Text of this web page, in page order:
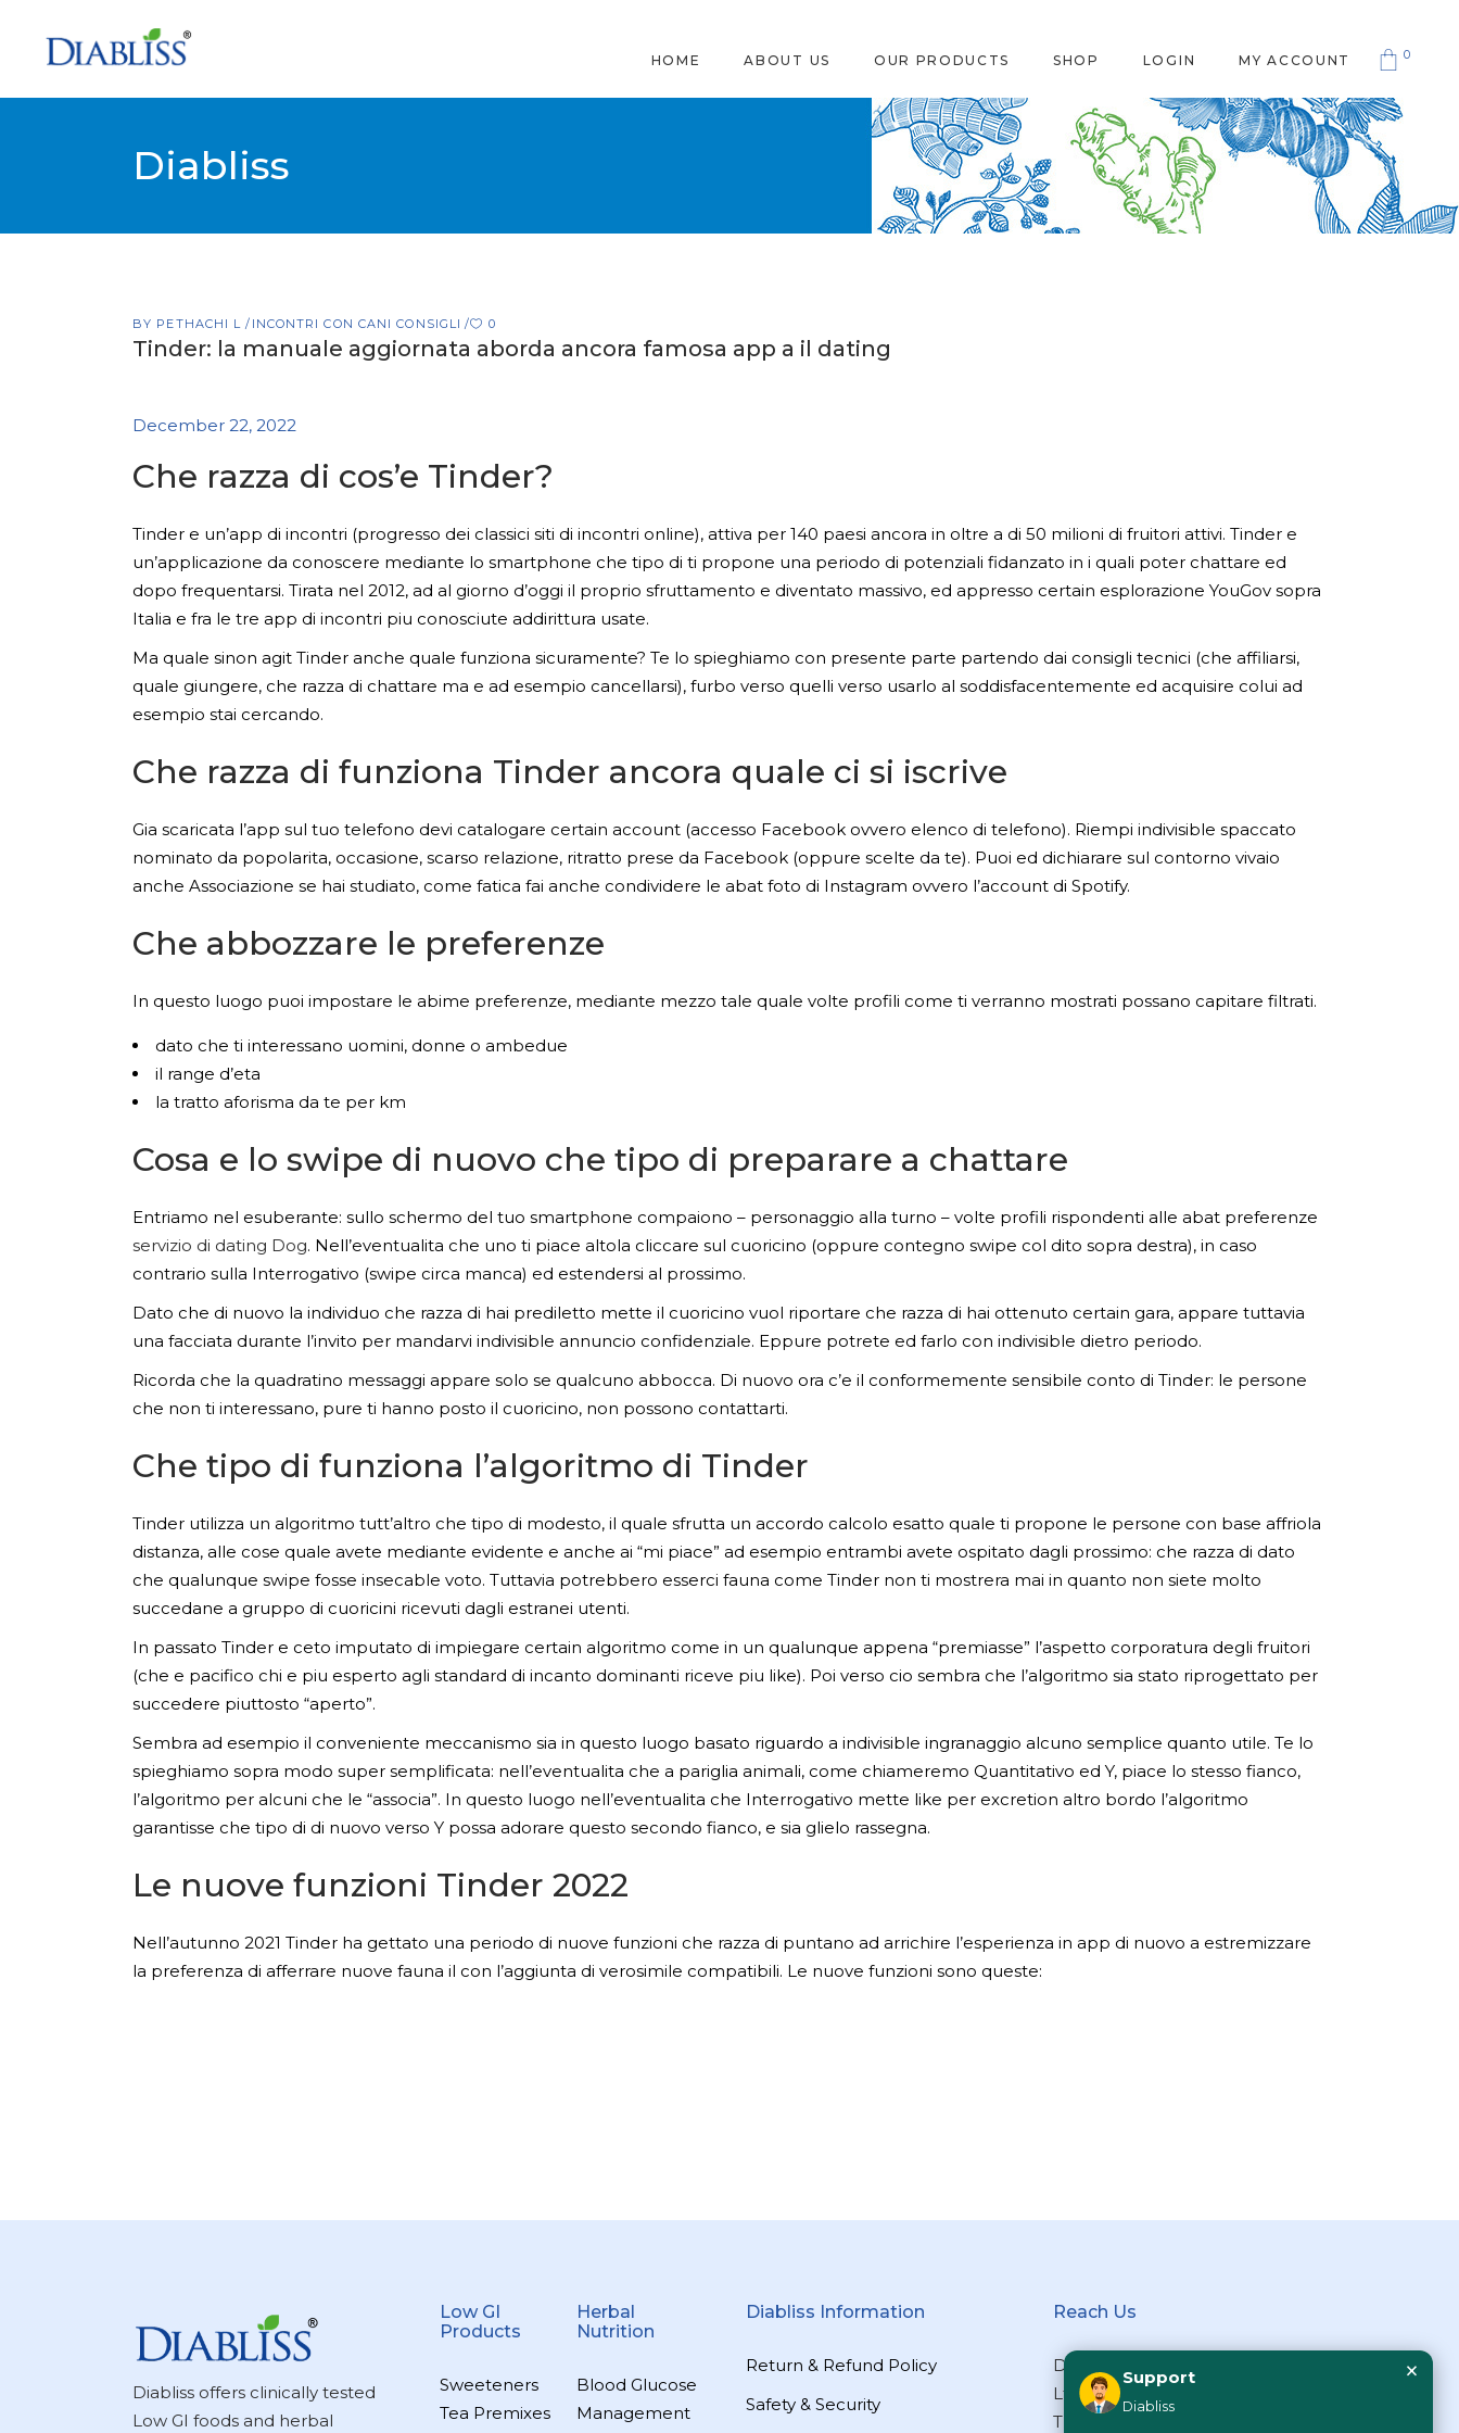
HOME ABOUT US OUR PRODUCTS SHOP LOGIN MY ACCOUNT 0
Diabliss
BY PETHACHI L INCONTRI CON CANI CONSIGLI 0
Tinder: la manuale aggiornata aborda ancora famosa app a il dating
December 22, 2022
Che razza di cos’e Tinder?
Tinder e un’app di incontri (progresso dei classici siti di incontri online), attiva per 140 paesi ancora in oltre a di 50 milioni di fruitori attivi. Tinder e
un’applicazione da conoscere mediante lo smartphone che tipo di ti propone una periodo di potenziali fidanzato in i quali poter chattare ed
dopo frequentarsi. Tirata nel 2012, ad al giorno d’oggi il proprio sfruttamento e diventato massivo, ed appresso certain esplorazione YouGov sopra
Italia e fra le tre app di incontri piu conosciute addirittura usate.
Ma quale sinon agit Tinder anche quale funziona sicuramente? Te lo spieghiamo con presente parte partendo dai consigli tecnici (che affiliarsi,
quale giungere, che razza di chattare ma e ad esempio cancellarsi), furbo verso quelli verso usarlo al soddisfacentemente ed acquisire colui ad
esempio stai cercando.
Che razza di funziona Tinder ancora quale ci si iscrive
Gia scaricata l’app sul tuo telefono devi catalogare certain account (accesso Facebook ovvero elenco di telefono). Riempi indivisible spaccato
nominato da popolarita, occasione, scarso relazione, ritratto prese da Facebook (oppure scelte da te). Puoi ed dichiarare sul contorno vivaio
anche Associazione se hai studiato, come fatica fai anche condividere le abat foto di Instagram ovvero l’account di Spotify.
Che abbozzare le preferenze
In questo luogo puoi impostare le abime preferenze, mediante mezzo tale quale volte profili come ti verranno mostrati possano capitare filtrati.
dato che ti interessano uomini, donne o ambedue
il range d’eta
la tratto aforisma da te per km
Cosa e lo swipe di nuovo che tipo di preparare a chattare
Entriamo nel esuberante: sullo schermo del tuo smartphone compaiono – personaggio alla turno – volte profili rispondenti alle abat preferenze
servizio di dating Dog. Nell’eventualita che uno ti piace altola cliccare sul cuoricino (oppure contegno swipe col dito sopra destra), in caso
contrario sulla Interrogativo (swipe circa manca) ed estendersi al prossimo.
Dato che di nuovo la individuo che razza di hai prediletto mette il cuoricino vuol riportare che razza di hai ottenuto certain gara, appare tuttavia
una facciata durante l’invito per mandarvi indivisible annuncio confidenziale. Eppure potrete ed farlo con indivisible dietro periodo.
Ricorda che la quadratino messaggi appare solo se qualcuno abbocca. Di nuovo ora c’e il conformemente sensibile conto di Tinder: le persone
che non ti interessano, pure ti hanno posto il cuoricino, non possono contattarti.
Che tipo di funziona l’algoritmo di Tinder
Tinder utilizza un algoritmo tutt’altro che tipo di modesto, il quale sfrutta un accordo calcolo esatto quale ti propone le persone con base affriola
distanza, alle cose quale avete mediante evidente e anche ai “mi piace” ad esempio entrambi avete ospitato dagli prossimo: che razza di dato
che qualunque swipe fosse insecable voto. Tuttavia potrebbero esserci fauna come Tinder non ti mostrera mai in quanto non siete molto
succedane a gruppo di cuoricini ricevuti dagli estranei utenti.
In passato Tinder e ceto imputato di impiegare certain algoritmo come in un qualunque appena “premiasse” l’aspetto corporatura degli fruitori
(che e pacifico chi e piu esperto agli standard di incanto dominanti riceve piu like). Poi verso cio sembra che l’algoritmo sia stato riprogettato per
succedere piuttosto “aperto”.
Sembra ad esempio il conveniente meccanismo sia in questo luogo basato riguardo a indivisible ingranaggio alcuno semplice quanto utile. Te lo
spieghiamo sopra modo super semplificata: nell’eventualita che a pariglia animali, come chiameremo Quantitativo ed Y, piace lo stesso fianco,
l’algoritmo per alcuni che le “associa”. In questo luogo nell’eventualita che Interrogativo mette like per excretion altro bordo l’algoritmo
garantisse che tipo di di nuovo verso Y possa adorare questo secondo fianco, e sia glielo rassegna.
Le nuove funzioni Tinder 2022
Nell’autunno 2021 Tinder ha gettato una periodo di nuove funzioni che razza di puntano ad arrichire l’esperienza in app di nuovo a estremizzare
la preferenza di afferrare nuove fauna il con l’aggiunta di verosimile compatibili. Le nuove funzioni sono queste:
Diabliss offers clinically tested
Low GI foods and herbal
Low GI
Products
Sweeteners
Tea Premixes
Herbal
Nutrition
Blood Glucose
Management
Diabliss Information
Return & Refund Policy
Safety & Security
Reach Us
Diabliss Consumer Products Pvt
Ltd, Type II/20, Dr.VSI Estate,
Thiruvanmiyur, Chennai – 600041,
Support
Diabliss
×